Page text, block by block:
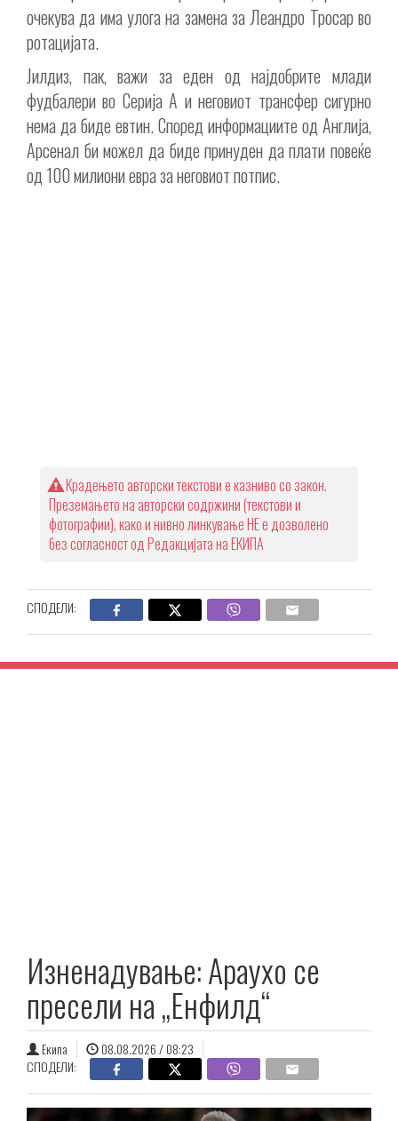
очекува да има улога на замена за Леандро Тросар во
ротацијата.
Јилдиз, пак, важи за еден од најдобрите млади
фудбалери во Серија А и неговиот трансфер сигурно
нема да биде евтин. Според информациите од Англија,
Арсенал би можел да биде принуден да плати повеќе
од 100 милиони евра за неговиот потпис.
Крадењето авторски текстови е казниво со закон.
Преземањето на авторски содржини (текстови и
фотографии), како и нивно линкување НЕ е дозволено
без согласност од Редакцијата на ЕКИПА
СПОДЕЛИ:
Изненадување: Араухо се
пресели на „Енфилд“
Екипа
08.08.2026 / 08:23
СПОДЕЛИ: